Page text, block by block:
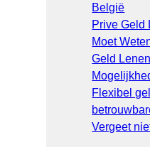
België
Prive Geld
Moet
Geld
Flexibel
Vergeet